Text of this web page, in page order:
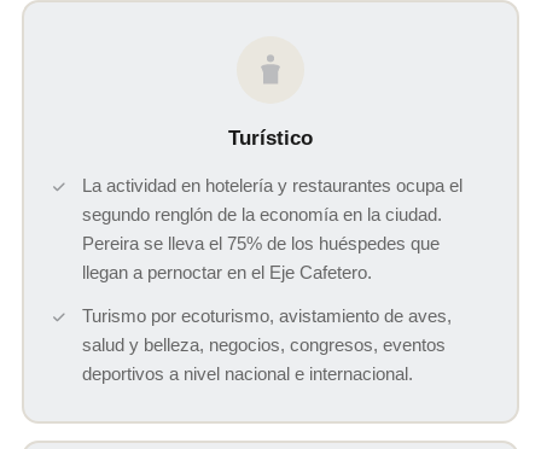
Turístico
La actividad en hotelería y restaurantes ocupa el
segundo renglón de la economía en la ciudad.
Pereira se lleva el 75% de los huéspedes que
llegan a pernoctar en el Eje Cafetero.
Turismo por ecoturismo, avistamiento de aves,
salud y belleza, negocios, congresos, eventos
deportivos a nivel nacional e internacional.